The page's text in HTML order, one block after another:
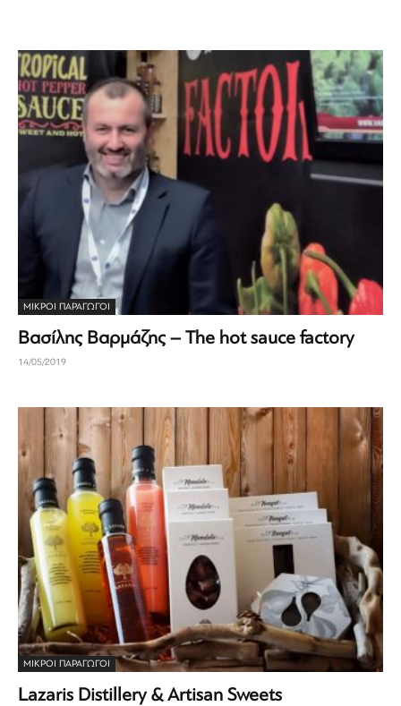
ΜΙΚΡΟΊ ΠΑΡΑΓΩΓΟΊ
Βασίλης Βαρμάζης – The hot sauce factory
14/05/2019
ΜΙΚΡΟΊ ΠΑΡΑΓΩΓΟΊ
Lazaris Distillery & Artisan Sweets